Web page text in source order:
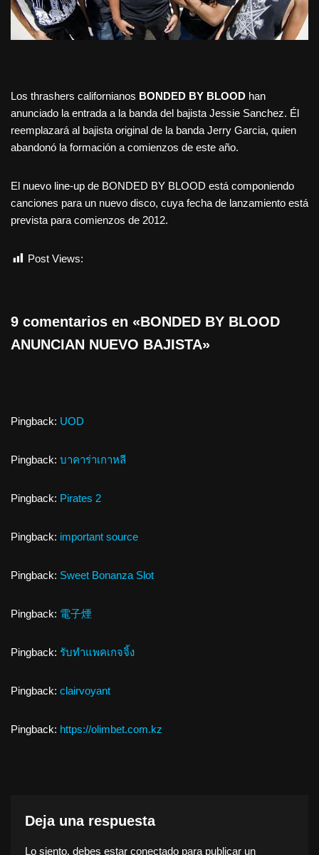
Los thrashers californianos BONDED BY BLOOD han
anunciado la entrada a la banda del bajista Jessie Sanchez. Él
reemplazará al bajista original de la banda Jerry Garcia, quien
abandonó la formación a comienzos de este año.
El nuevo line-up de BONDED BY BLOOD está componiendo
canciones para un nuevo disco, cuya fecha de lanzamiento está
prevista para comienzos de 2012.
Post Views:
9 comentarios en «BONDED BY BLOOD
ANUNCIAN NUEVO BAJISTA»
Pingback: UOD
Pingback: บาคาร่าเกาหลี
Pingback: Pirates 2
Pingback: important source
Pingback: Sweet Bonanza Slot
Pingback: 電子煙
Pingback: รับทำแพคเกจจิ้ง
Pingback: clairvoyant
Pingback: https://olimbet.com.kz
Deja una respuesta
Lo siento, debes estar conectado para publicar un